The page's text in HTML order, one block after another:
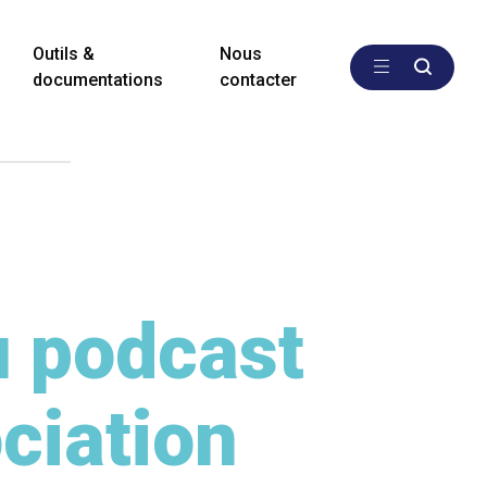
Outils &
documentations
Nous
contacter
podcast